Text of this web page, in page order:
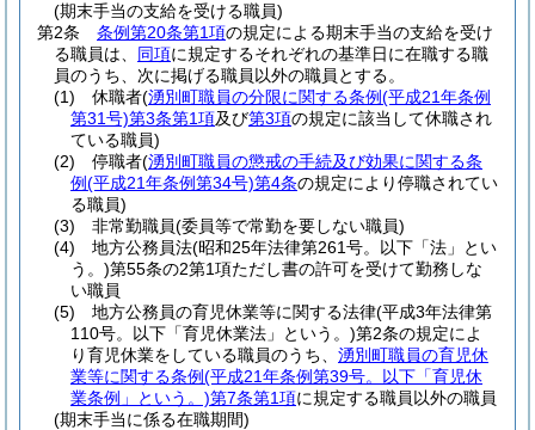
(期末手当の支給を受ける職員)
第2条
条例第20条第1項の規定による期末手当の支給を受け
る職員は、 同項に規定するそれぞれの基準日に在職する職
員のうち、次に掲げる職員以外の職員とする。
(1)
休職者(湧別町職員の分限に関する条例(平成21年条例
第31号)第3条第1項及び第3項の規定に該当して休職され
ている職員)
(2)
停職者(湧別町職員の懲戒の手続及び効果に関する条
例(平成21年条例第34号)第4条の規定により停職されてい
る職員)
(3)
非常勤職員(委員等で常勤を要しない職員)
(4)
地方公務員法(昭和25年法律第261号。以下「法」とい
う。)第55条の2第1項ただし書の許可を受けて勤務しな
い職員
(5)
地方公務員の育児休業等に関する法律(平成3年法律第
110号。以下「育児休業法」という。)第2条の規定によ
り育児休業をしている職員のうち、 湧別町職員の育児休
業等に関する条例(平成21年条例第39号。以下「育児休
業条例」という。)第7条第1項に規定する職員以外の職員
(期末手当に係る在職期間)